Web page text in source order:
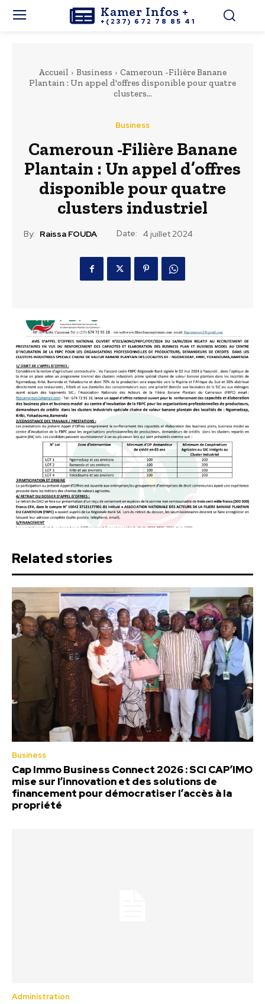
Kamer Infos +
+(237) 672 78 85 41
Accueil Business
Cameroun -Filière Banane
Plantain : Un appel d'offres disponible pour quatre
clusters...
Business
Cameroun -Filière Banane
Plantain : Un appel d’offres
disponible pour quatre
clusters industriel
By: Raissa FOUDA Date: 4 juillet 2024
Related stories
Business
Cap Immo Business Connect 2026 : SCI CAP’IMO
mise sur l’innovation et des solutions de
financement pour démocratiser l’accès à la
propriété
Administration